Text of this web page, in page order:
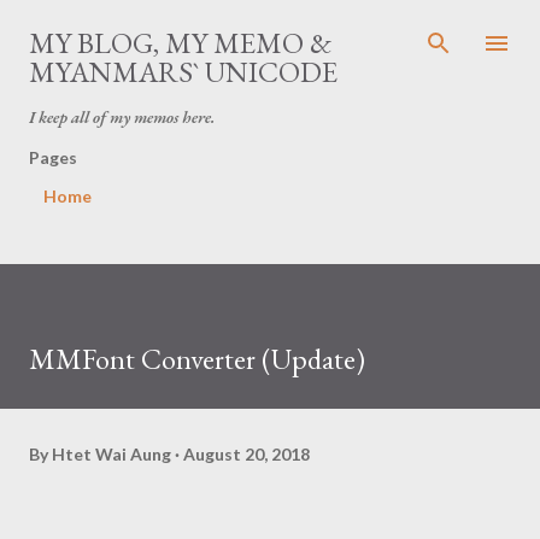
Skip to main content
MY BLOG, MY MEMO &
MYANMARS` UNICODE
I keep all of my memos here.
Pages
Home
MMFont Converter (Update)
By Htet Wai Aung August 20, 2018